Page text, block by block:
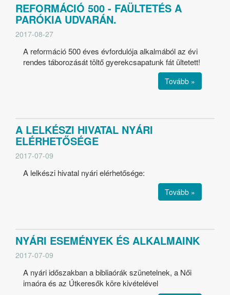
REFORMÁCIÓ 500 - FAÜLTETÉS A
PARÓKIA UDVARÁN.
2017-08-27
A reformáció 500 éves évfordulója alkalmából az évi
rendes táborozását töltő gyerekcsapatunk fát ültetett!
Tovább »
A LELKÉSZI HIVATAL NYÁRI
ELÉRHETŐSÉGE
2017-07-09
A lelkészi hivatal nyári elérhetősége:
Tovább »
NYÁRI ESEMÉNYEK ÉS ALKALMAINK
2017-07-09
A nyári időszakban a bibliaórák szünetelnek, a Női
imaóra és az Útkeresők köre kivételével